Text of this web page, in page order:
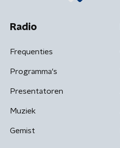
Radio
Frequenties
Programma's
Presentatoren
Muziek
Gemist